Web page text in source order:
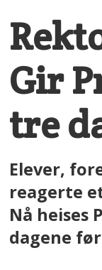
Gir
tre
Elever,
reagerte
Nå heises
dagene